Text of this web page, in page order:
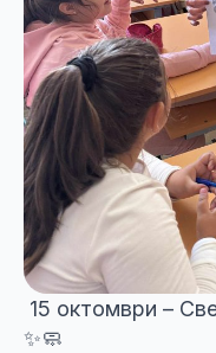
15 октомври –
✨🧼